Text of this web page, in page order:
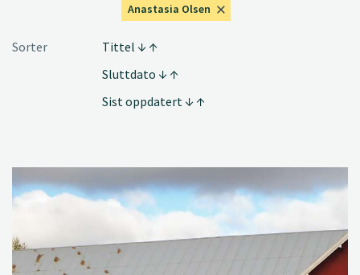
Anastasia Olsen
Sorter
Tittel
Sluttdato
Sist oppdatert